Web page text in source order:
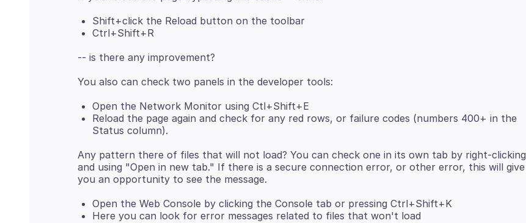
Shift+click the Reload button on the toolbar
Ctrl+Shift+R
Open the Network Monitor using Ctl+Shift+E
Reload the page again and check for any red rows, or failure codes (numbers 400+ in the
Status column).
Any pattern there of files that will not load? You can check one in its own tab by right-clicking
and using "Open in new tab." If there is a secure connection error, or other error, this will give
Open the Web Console by clicking the Console tab or pressing Ctrl+Shift+K
Here you can look for error messages related to files that won't load